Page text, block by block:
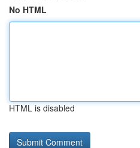
No HTML
HTML is disabled